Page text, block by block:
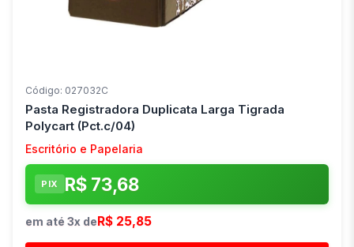
Código: 027032C
Pasta Registradora Duplicata Larga Tigrada
Polycart (Pct.c/04)
Escritório e Papelaria
PIX R$ 73,68
em até 3x deR$ 25,85